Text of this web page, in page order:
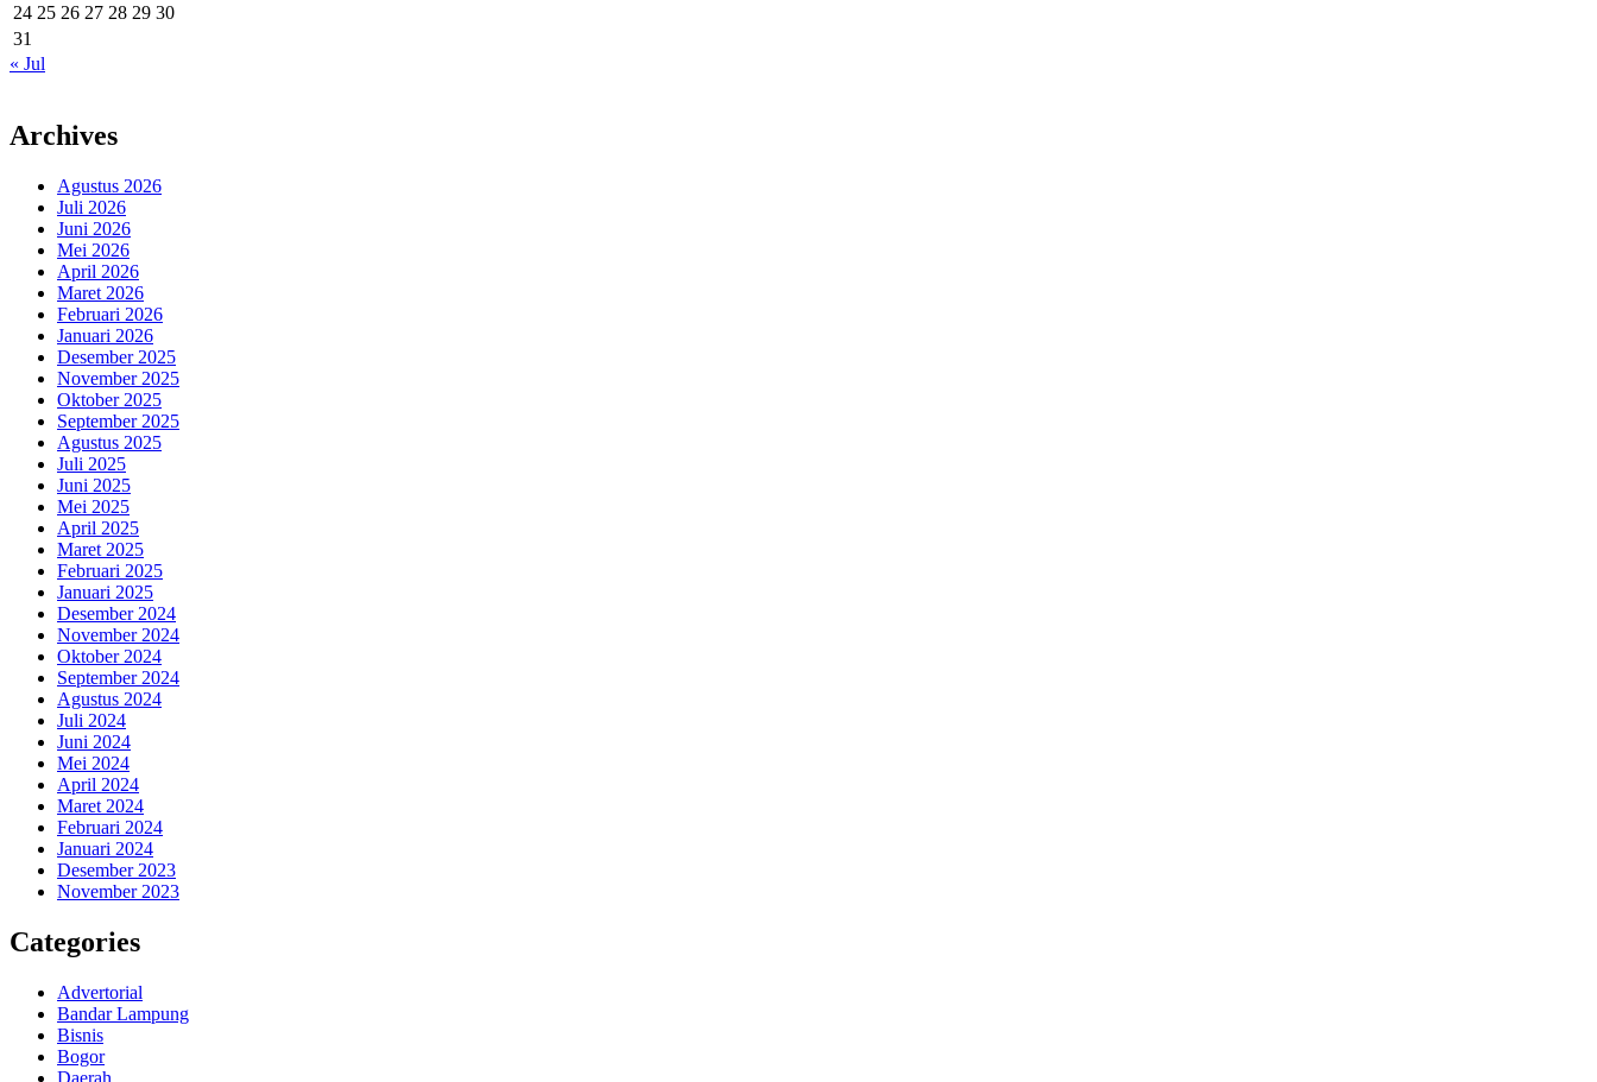
24 25 26 27 28 29 30
31
« Jul
Archives
Agustus 2026
Juli 2026
Juni 2026
Mei 2026
April 2026
Maret 2026
Februari 2026
Januari 2026
Desember 2025
November 2025
Oktober 2025
September 2025
Agustus 2025
Juli 2025
Juni 2025
Mei 2025
April 2025
Maret 2025
Februari 2025
Januari 2025
Desember 2024
November 2024
Oktober 2024
September 2024
Agustus 2024
Juli 2024
Juni 2024
Mei 2024
April 2024
Maret 2024
Februari 2024
Januari 2024
Desember 2023
November 2023
Categories
Advertorial
Bandar Lampung
Bisnis
Bogor
Daerah